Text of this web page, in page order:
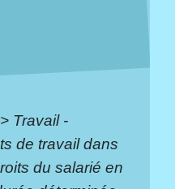
> Travail -
de travail dans
du salarié en